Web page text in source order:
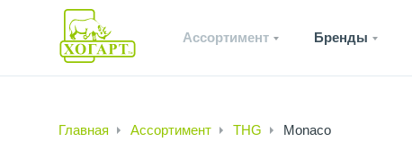
Ассортимент Бренды
Главная Ассортимент THG Monaco